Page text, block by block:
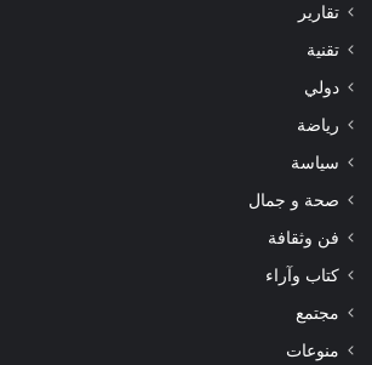
تقارير
تقنية
دولي
رياضة
سياسة
صحة و جمال
فن وثقافة
كتاب وآراء
مجتمع
منوعات